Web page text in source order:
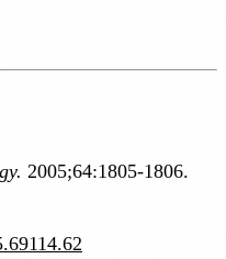
2005;64:1805-1806.